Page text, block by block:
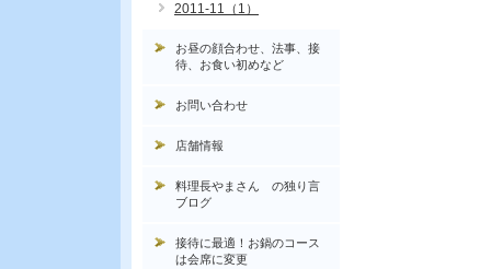
2011-11（1）
お昼の顔合わせ、法事、接
待、お食い初めなど
お問い合わせ
店舗情報
料理長やまさん の独り言
ブログ
接待に最適！お鍋のコース
は会席に変更